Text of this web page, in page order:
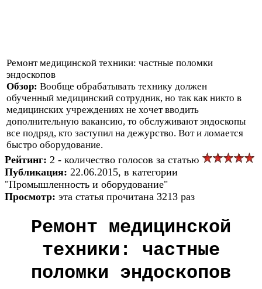
Ремонт медицинской техники: частные поломки
эндоскопов
Обзор: Вообще обрабатывать технику должен
обученный медицинский сотрудник, но так как никто в
медицинских учреждениях не хочет вводить
дополнительную вакансию, то обслуживают эндоскопы
все подряд, кто заступил на дежурство. Вот и ломается
быстро оборудование.
Рейтинг: 2 - количество голосов за статью
Публикация: 22.06.2015, в категории
"Промышленность и оборудование"
Просмотр: эта статья прочитана 3213 раз
Ремонт медицинской
техники: частные
поломки эндоскопов